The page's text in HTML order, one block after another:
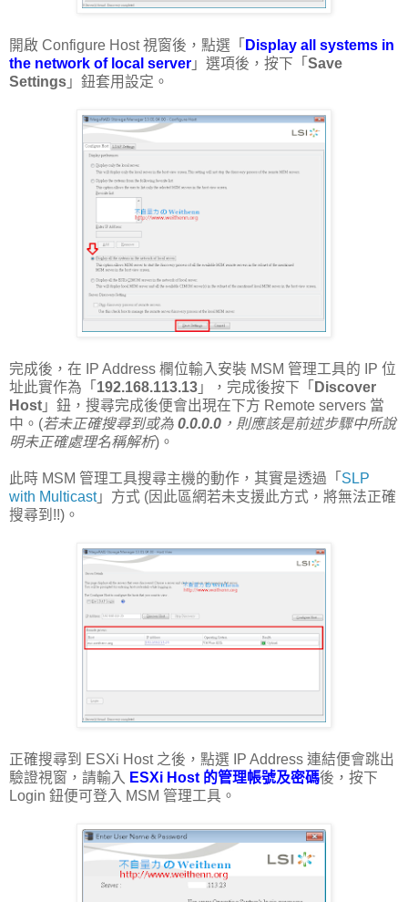
開啟 Configure Host 視窗後，點選「 Display all systems in
the network of local server 」選項後，按下「 Save
Settings 」鈕套用設定。
完成後，在 IP Address 欄位輸入安裝 MSM 管理工具的 IP 位
址此實作為「 192.168.113.13 」，完成後按下「 Discover
Host 」鈕，搜尋完成後便會出現在下方 Remote servers 當
中。(若未正確搜尋到或為 0.0.0.0 ，則應該是前述步驟中所說
明未正確處理名稱解析)。
此時 MSM 管理工具搜尋主機的動作，其實是透過「 SLP
with Multicast」方式 (因此區網若未支援此方式，將無法正確
搜尋到!!)。
正確搜尋到 ESXi Host 之後，點選 IP Address 連結便會跳出
驗證視窗，請輸入 ESXi Host 的管理帳號及密碼後，按下
Login 鈕便可登入 MSM 管理工具。